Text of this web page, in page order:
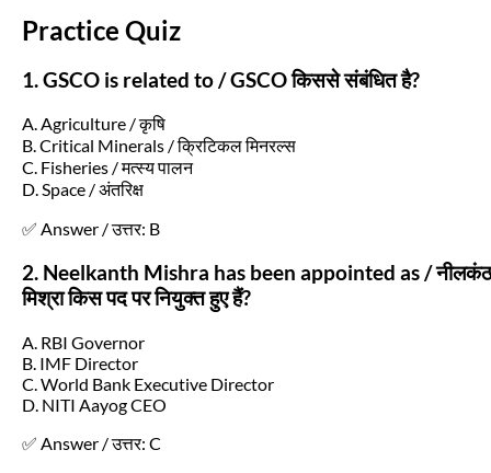
Practice Quiz
1. GSCO is related to / GSCO किससे संबंधित है?
A. Agriculture / कृषि
B. Critical Minerals / क्रिटिकल मिनरल्स
C. Fisheries / मत्स्य पालन
D. Space / अंतरिक्ष
✅ Answer / उत्तर: B
2. Neelkanth Mishra has been appointed as / नीलकंठ
मिश्रा किस पद पर नियुक्त हुए हैं?
A. RBI Governor
B. IMF Director
C. World Bank Executive Director
D. NITI Aayog CEO
✅ Answer / उत्तर: C